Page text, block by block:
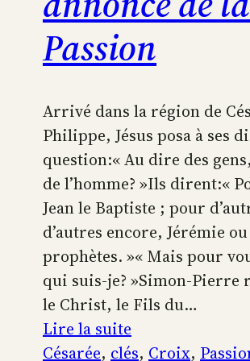
Passion
Arrivé dans la région de
Philippe, Jésus posa à ses
question:« Au dire des
de l’homme? »Ils dirent:«
Jean le Baptiste ; pour
d’autres encore, Jérémie
prophètes. »« Mais pour
qui suis-je? »Simon-Pierre
le Christ, le Fils du…
Lire la suite
Profession
Césarée, clés, Croix,